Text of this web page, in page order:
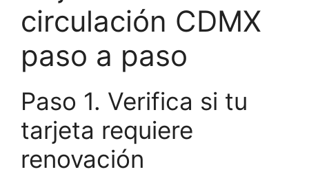
circulación CDMX
paso a paso
Paso 1. Verifica si tu
tarjeta requiere
renovación